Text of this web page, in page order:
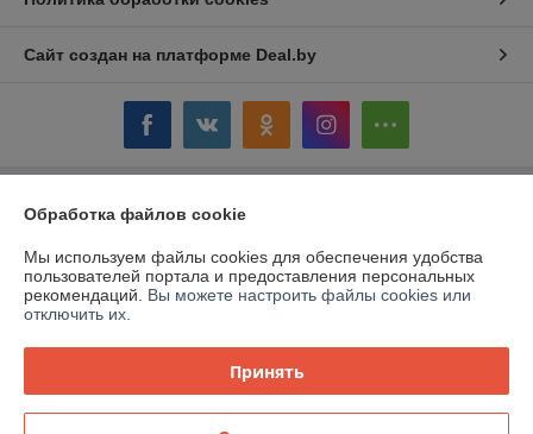
Сайт создан на платформе Deal.by
Информация для покупателя
Юридическое лицо:ОАО «Дом торговли»
Витебская обл.,г. Полоцк, ул. Гоголя, 16
Регистрационный номер ЕГР: 300058954
УНП: 300058954
Регистрационный орган: Витебский облисполком
Дата регистрации компании: 12.03.1999
Обработка файлов cookie
Мы используем файлы cookies для обеспечения удобства
пользователей портала и предоставления персональных
рекомендаций. Вы можете настроить файлы cookies или
отключить их.
Принять